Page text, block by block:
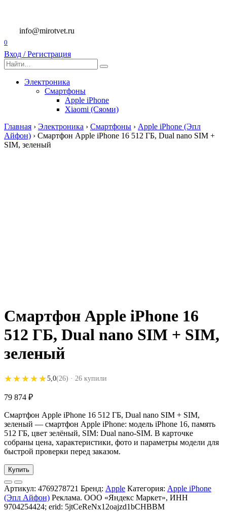
содержанию
info@mirotvet.ru
0
Вход / Регистрация
Search
for:
Электроника
Смартфоны
Apple iPhone
Xiaomi (Сяоми)
Главная › Электроника › Смартфоны › Apple iPhone (Эпл
Айфон) › Смартфон Apple iPhone 16 512 ГБ, Dual nano SIM +
SIM, зеленый
Смартфон Apple iPhone 16
512 ГБ, Dual nano SIM + SIM,
зеленый
★★★★★
★★★★★5,0(26) · 26 купили
79 874 ₽
Смартфон Apple iPhone 16 512 ГБ, Dual nano SIM + SIM,
зеленый — смартфон Apple iPhone: модель iPhone 16, память
512 ГБ, цвет зелёный, SIM: Dual nano-SIM. В карточке
собраны цена, характеристики, фото и параметры модели для
быстрой проверки перед заказом.
Купить
Артикул: 4769278721 Бренд: Apple Категория: Apple iPhone
(Эпл Айфон) Реклама. ООО «Яндекс Маркет», ИНН
9704254424; erid: 5jtCeReNx12oajzd1bCHBBM